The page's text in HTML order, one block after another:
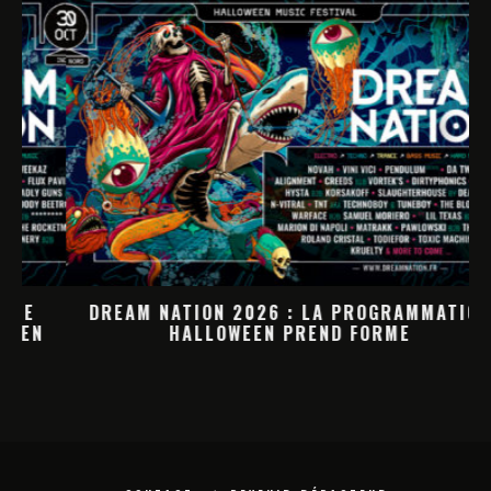
DREAM NATION 2026 : LA PROGRAMMATION
HALLOWEEN PREND FORME